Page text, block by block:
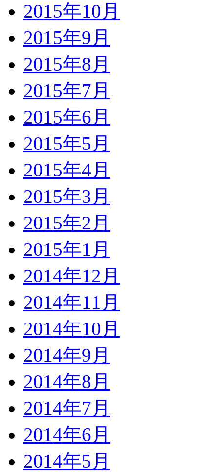
2015年10月
2015年9月
2015年8月
2015年7月
2015年6月
2015年5月
2015年4月
2015年3月
2015年2月
2015年1月
2014年12月
2014年11月
2014年10月
2014年9月
2014年8月
2014年7月
2014年6月
2014年5月